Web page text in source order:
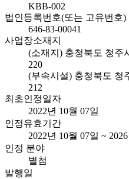
KBB-002
법인등록번호(또는 고유번호)
646-83-00041
사업장소재지
(소재지) 충청북도 청주
220
(부속시설) 충청북도 청
212
최초인정일자
2022년 10월 07일
인정유효기간
2022년 10월 07일 ~
인정 분야
별첨
발행일